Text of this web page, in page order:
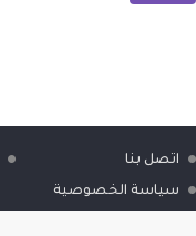
اتصل بنا
سياسة الخصوصية